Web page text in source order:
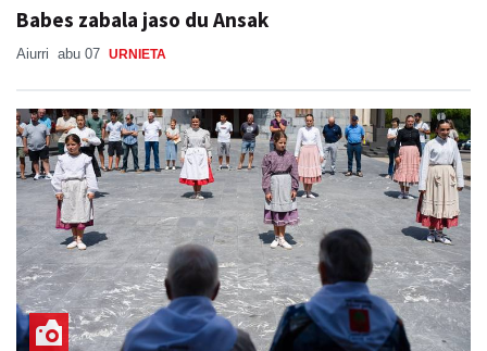
Babes zabala jaso du Ansak
Aiurri abu 07 URNIETA